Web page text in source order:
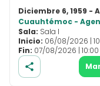
Diciembre 6, 1959 -
Cuauhtémoc -
Sala: Sala I
Inicio: 06/08/2026 |
Fin: 07/08/2026 | 10:00